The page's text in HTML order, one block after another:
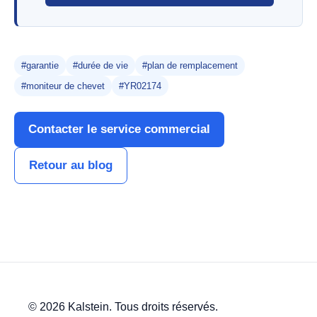
#garantie #durée de vie
#plan de remplacement
#moniteur de chevet
#YR02174
Contacter le service commercial
Retour au blog
© 2026 Kalstein. Tous droits réservés.